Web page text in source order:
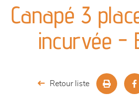
séjours
meubles de complément
Canapé 3
incurvée -
Retour liste